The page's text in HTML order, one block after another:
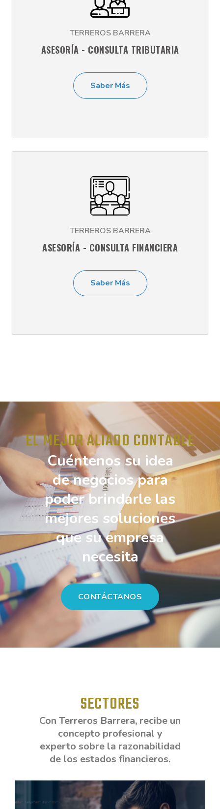
TERREROS BARRERA
ASESORÍA - CONSULTA TRIBUTARIA
Saber Más
TERREROS BARRERA
ASESORÍA - CONSULTA FINANCIERA
Saber Más
EL MEJOR ALIADO CONTABLE
Cuéntenos su idea
de negocios para
poder brindarle las
mejores soluciones
que su empresa
necesita
CONTÁCTANOS
SECTORES
Con Terreros Barrera, recibe un
concepto profesional y
experto sobre la razonabilidad
de los estados financieros.